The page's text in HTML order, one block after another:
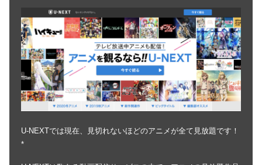
U-NEXTでは現在、見切れないほどのアニメが全て見放題です！
*